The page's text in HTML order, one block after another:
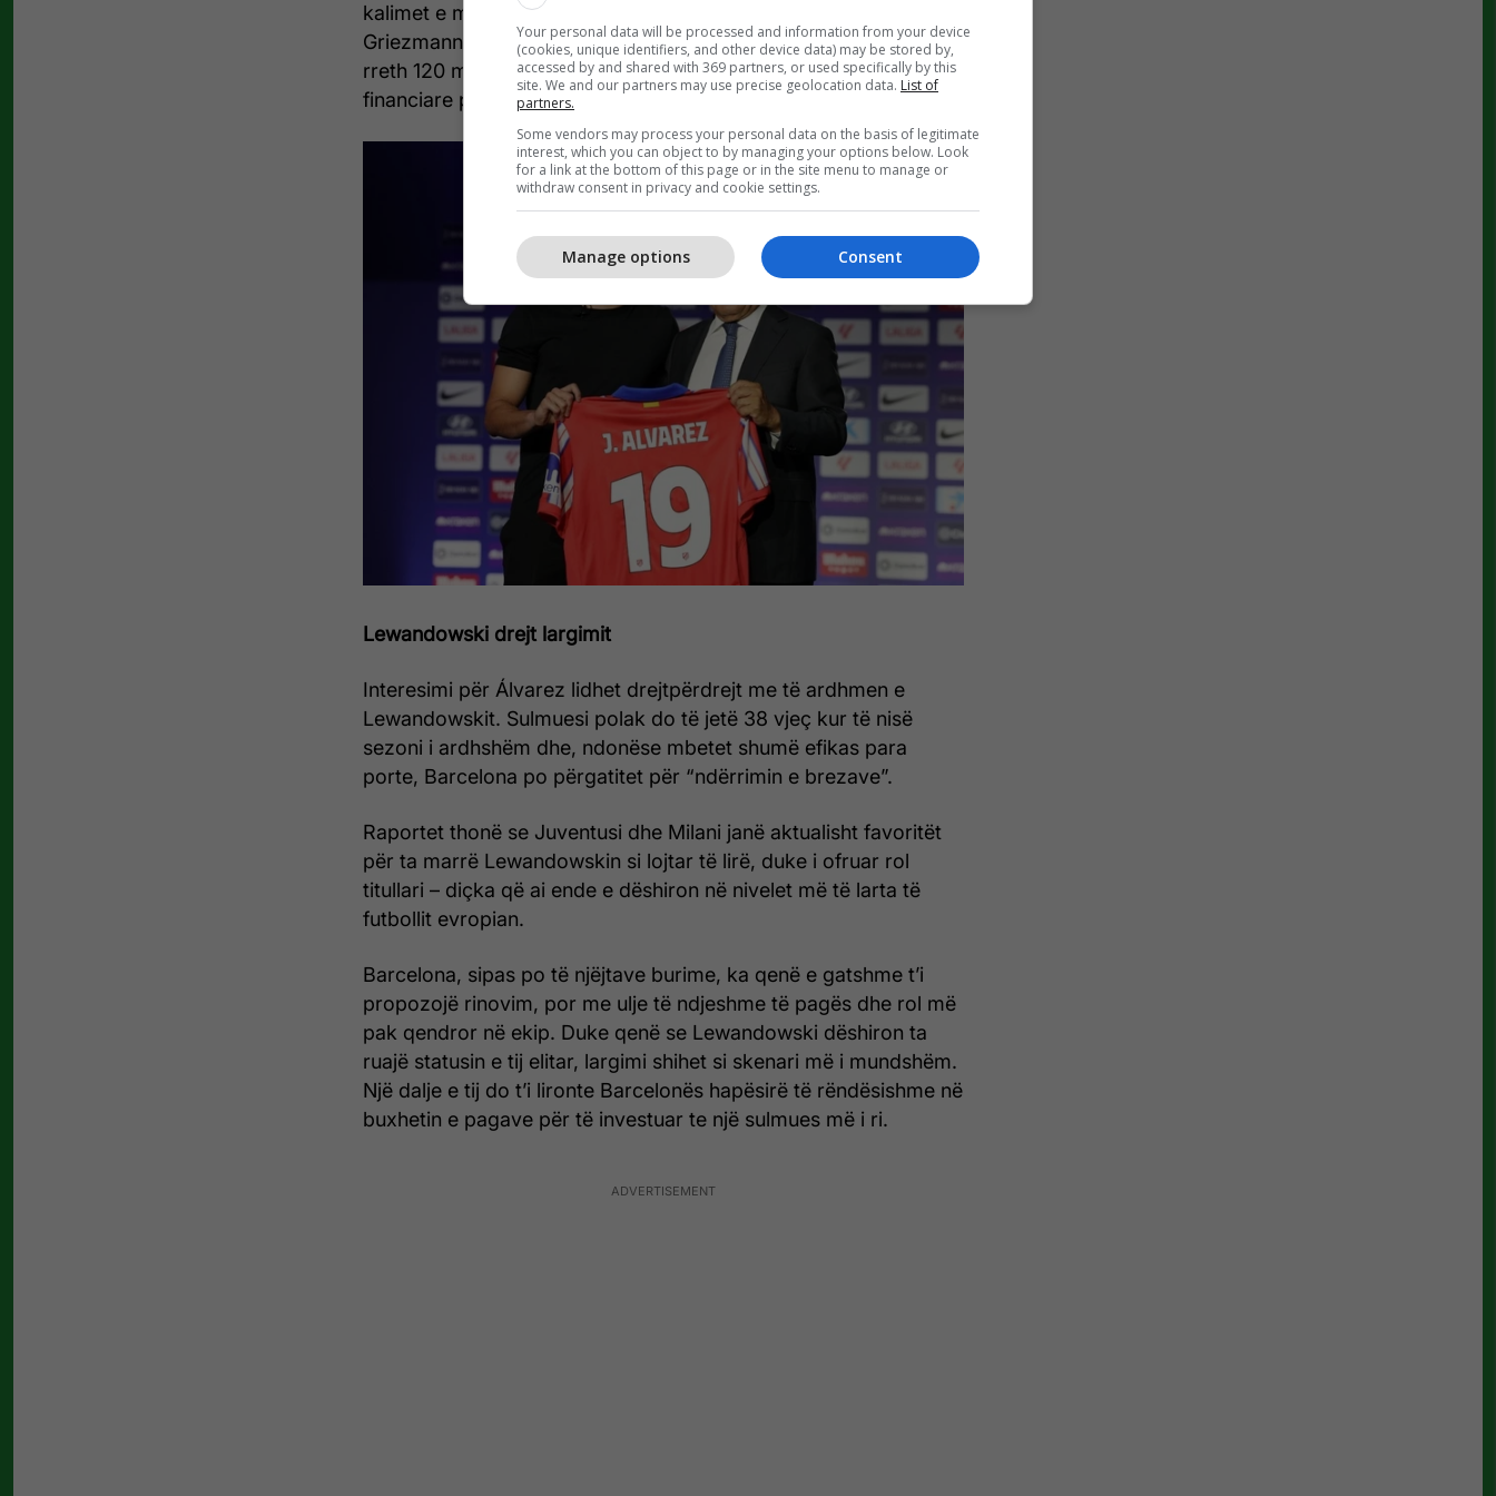
kalimet e mëparshme mes dy klubeve (si rasti i Antoine
Griezmann). Sidoqoftë, raportohet se Atletico e vlerëson Alvarez
rreth 120 milionë euro, shifër që paraqet një pengesë të madhe
financiare për presidentin Joan Laporta.
Lewandowski drejt largimit
Interesimi për Álvarez lidhet drejtpërdrejt me të ardhmen e
Lewandowskit. Sulmuesi polak do të jetë 38 vjeç kur të nisë
sezoni i ardhshëm dhe, ndonëse mbetet shumë efikas para
porte, Barcelona po përgatitet për “ndërrimin e brezave”.
Raportet thonë se Juventusi dhe Milani janë aktualisht favoritët
për ta marrë Lewandowskin si lojtar të lirë, duke i ofruar rol
titullari – diçka që ai ende e dëshiron në nivelet më të larta të
futbollit evropian.
Barcelona, sipas po të njëjtave burime, ka qenë e gatshme t’i
propozojë rinovim, por me ulje të ndjeshme të pagës dhe rol më
pak qendror në ekip. Duke qenë se Lewandowski dëshiron ta
ruajë statusin e tij elitar, largimi shihet si skenari më i mundshëm.
Një dalje e tij do t’i lironte Barcelonës hapësirë të rëndësishme në
buxhetin e pagave për të investuar te një sulmues më i ri.
Your personal data will be processed and information from your device
(cookies, unique identifiers, and other device data) may be stored by,
accessed by and shared with 369 partners, or used specifically by this
site. We and our partners may use precise geolocation data. List of
partners.
Some vendors may process your personal data on the basis of legitimate
interest, which you can object to by managing your options below. Look
for a link at the bottom of this page or in the site menu to manage or
withdraw consent in privacy and cookie settings.
Consent
Manage options